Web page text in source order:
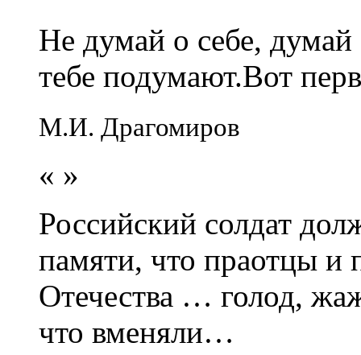
Не думай о себе,
тебе подумают.Вот
М.И. Драгомиров
« »
Российский солдат
памяти, что праотцы и
Отечества … голод,
что вменяли…